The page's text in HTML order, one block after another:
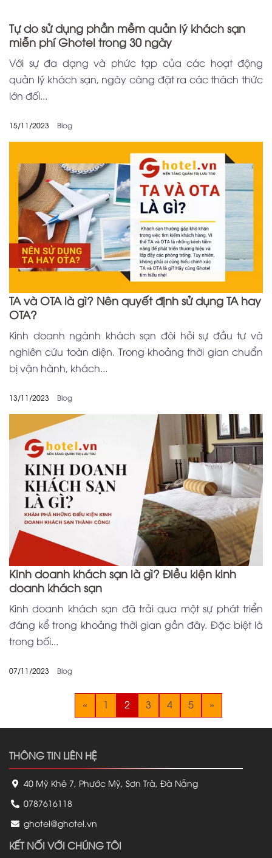
Tự do sử dụng phần mềm quản lý khách sạn
miễn phí Ghotel trong 30 ngày
Với sự đa dạng và phức tạp của các hoạt động
quản lý khách sạn, ngày càng đặt ra các thách thức
lớn đối...
15/11/2023 Blog
TA và OTA là gì? Nên quyết định sử dụng TA hay
OTA?
Kinh doanh ngành khách sạn đòi hỏi sự đầu tư và
nghiên cứu toàn diện. Trong khoảng thời gian chuẩn
bị vận hành, khách...
13/11/2023 Blog
Kinh doanh khách sạn là gì? Điều kiện kinh
doanh khách sạn
Kinh doanh khách sạn đã trải qua một sự phát triển
đáng kể trong khoảng thời gian gần đây. Đặc biệt là
trong bối...
07/11/2023 Blog
« 1 2 3 4 5 »
THÔNG TIN LIÊN HỆ
40 Mỹ Khê 7, Phước Mỹ, Sơn Trà, Đà Nẵng
0787616118
ghotel@ghotel.vn
KẾT NỐI VỚI CHÚNG TÔI